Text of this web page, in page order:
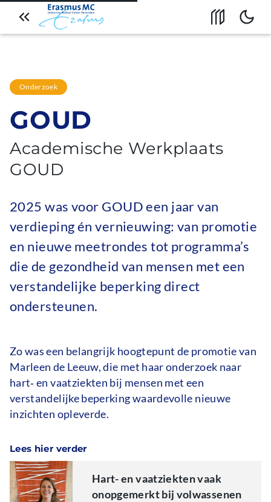
Naar artikeloverzicht Open
GOUD
Academische Werkplaats
GOUD
Onderzoek
2025 was voor GOUD een jaar van
verdieping én vernieuwing: van promotie
en nieuwe meetrondes tot programma’s
die de gezondheid van mensen met een
verstandelijke beperking direct
ondersteunen.
Zo was een belangrijk hoogtepunt de promotie van
Marleen de Leeuw, die met haar onderzoek naar
hart‑ en vaatziekten bij mensen met een
verstandelijke beperking waardevolle nieuwe
inzichten opleverde.
Lees hier verder
Hart- en vaatziekten vaak
onopgemerkt bij volwassenen